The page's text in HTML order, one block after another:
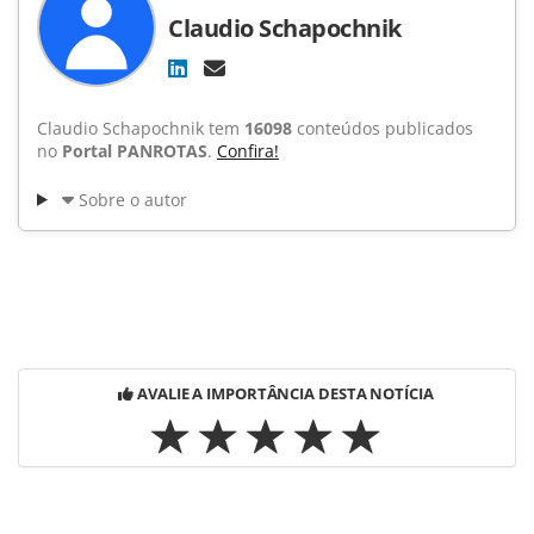
Claudio Schapochnik
Claudio Schapochnik tem 16098 conteúdos publicados
no Portal PANROTAS. Confira!
Sobre o autor
AVALIE A IMPORTÂNCIA DESTA NOTÍCIA